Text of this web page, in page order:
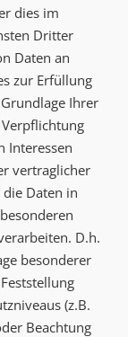
dies im
Dritter
Daten an
zur Erfüllung
Ihrer
Interessen
vertraglicher
Daten in
D.h.
besonderer
(z.B.
Beachtung